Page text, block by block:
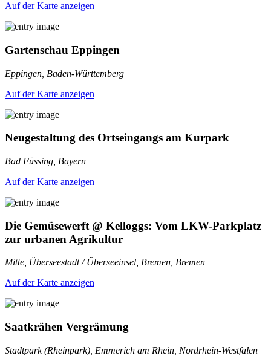
Auf der Karte anzeigen
Gartenschau Eppingen
Eppingen, Baden-Württemberg
Auf der Karte anzeigen
Neugestaltung des Ortseingangs am Kurpark
Bad Füssing, Bayern
Auf der Karte anzeigen
Die Gemüsewerft @ Kelloggs: Vom LKW-Parkplatz
zur urbanen Agrikultur
Mitte, Überseestadt / Überseeinsel, Bremen, Bremen
Auf der Karte anzeigen
Saatkrähen Vergrämung
Stadtpark (Rheinpark), Emmerich am Rhein, Nordrhein-Westfalen